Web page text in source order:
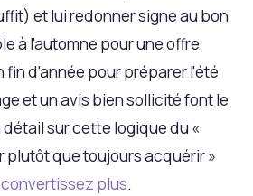
et lui redonner signe au bon
à l'automne pour une offre
fin d'année pour préparer l'été
et un avis bien sollicité font le
sur cette logique du «
que toujours acquérir »
plus.